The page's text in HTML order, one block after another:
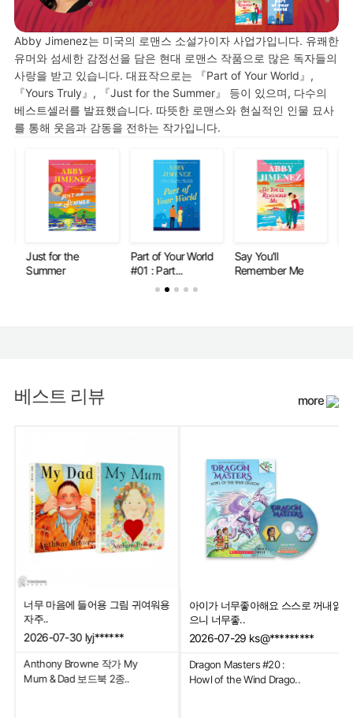
Abby Jimenez는 미국의 로맨스 소설가이자 사업가입니다. 유쾌한
유머와 섬세한 감정선을 담은 현대 로맨스 작품으로 많은 독자들의
사랑을 받고 있습니다. 대표작으로는 『Part of Your World』,
『Yours Truly』, 『Just for the Summer』 등이 있으며, 다수의
베스트셀러를 발표했습니다. 따뜻한 로맨스와 현실적인 인물 묘사
를 통해 웃음과 감동을 전하는 작가입니다.
Part of Your World
#01 : Part...
Say You'll
Remember Me
Just for the
Summer
베스트 리뷰 more
배고픈 애벌레 시리즈 재미있고 애기
가 좋아해용
2026-06-20 ks@*********
The Very Hungry
Caterpillar
가격이 나가서 좀 걱정했는데 퀄리티
도 좋고 아..
2026-06-23 ks@*******
The World of Eric Carle :
The Very Hungry Cat..